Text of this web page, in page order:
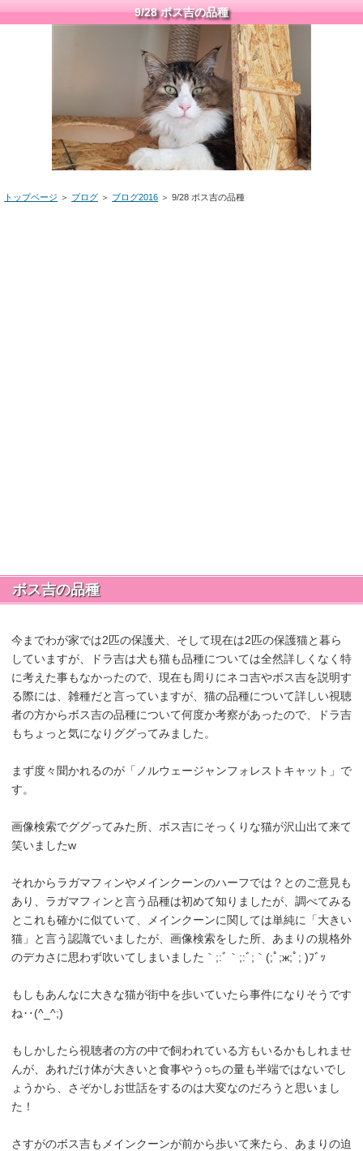
9/28 ボス吉の品種
トップページ ＞ ブログ ＞ ブログ2016 ＞ 9/28 ボス吉の品種
ボス吉の品種
今までわが家では2匹の保護犬、そして現在は2匹の保護猫と暮ら
していますが、ドラ吉は犬も猫も品種については全然詳しくなく特
に考えた事もなかったので、現在も周りにネコ吉やボス吉を説明す
る際には、雑種だと言っていますが、猫の品種について詳しい視聴
者の方からボス吉の品種について何度か考察があったので、ドラ吉
もちょっと気になりググってみました。
まず度々聞かれるのが「ノルウェージャンフォレストキャット」で
す。
画像検索でググってみた所、ボス吉にそっくりな猫が沢山出て来て
笑いましたw
それからラガマフィンやメインクーンのハーフでは？とのご意見も
あり、ラガマフィンと言う品種は初めて知りましたが、調べてみる
とこれも確かに似ていて、メインクーンに関しては単純に「大きい
猫」と言う認識でいましたが、画像検索をした所、あまりの規格外
のデカさに思わず吹いてしまいました｀;:ﾞ｀;:ﾞ;｀(;ﾟ;ж;ﾟ; )ﾌﾞｯ
もしもあんなに大きな猫が街中を歩いていたら事件になりそうです
ね‥(^_^;)
もしかしたら視聴者の方の中で飼われている方もいるかもしれませ
んが、あれだけ体が大きいと食事やう○ちの量も半端ではないでし
ょうから、さぞかしお世話をするのは大変なのだろうと思いまし
た！
さすがのボス吉もメインクーンが前から歩いて来たら、あまりの迫